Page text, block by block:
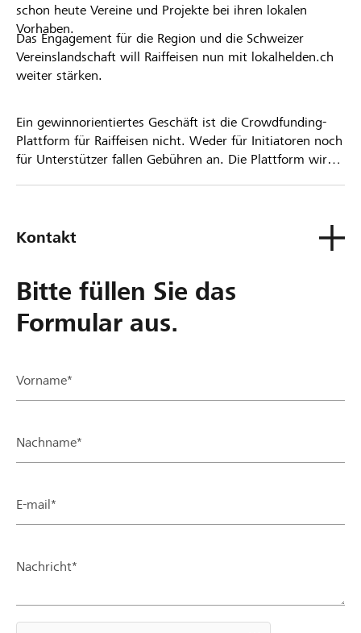
schon heute Vereine und Projekte bei ihren lokalen
Vorhaben.
Das Engagement für die Region und die Schweizer
Vereinslandschaft will Raiffeisen nun mit lokalhelden.ch
weiter stärken.
Ein gewinnorientiertes Geschäft ist die Crowdfunding-
Plattform für Raiffeisen nicht. Weder für Initiatoren noch
für Unterstützer fallen Gebühren an. Die Plattform wird
Kontakt
Bitte füllen Sie das
Formular aus.
Vorname*
Nachname*
E-mail*
Nachricht*